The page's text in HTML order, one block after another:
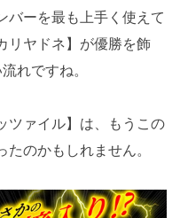
バーを最も上手く使えて
リヤドネ】が優勝を飾
れですね。
ァイル】は、もうこの
のかもしれません。